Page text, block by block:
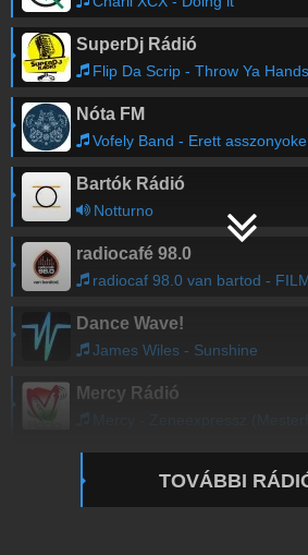
SuperDj Rádió
Flip Da Scrip - Throw Ya
Nóta FM
Vofely Band - Erett
Bartók Rádió
Notturno
radiocafé 98.0
radiocaf 98.0 van bartod -
Dance Wave!
James Wiles - Sunshine
Mercy Rádió
TOVÁBBI